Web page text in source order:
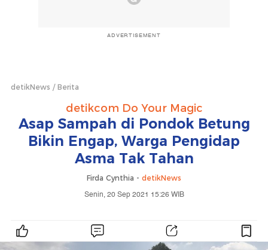
ADVERTISEMENT
detikNews Berita
detikcom Do Your Magic
Asap Sampah di Pondok Betung
Bikin Engap, Warga Pengidap
Asma Tak Tahan
Firda Cynthia - detikNews
Senin, 20 Sep 2021 15:26 WIB